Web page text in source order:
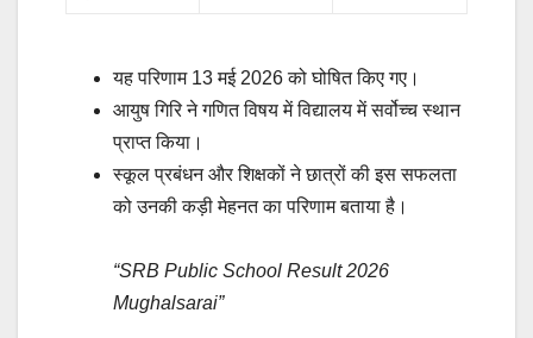
यह परिणाम 13 मई 2026 को घोषित किए गए।
आयुष गिरि ने गणित विषय में विद्यालय में सर्वोच्च स्थान
प्राप्त किया।
स्कूल प्रबंधन और शिक्षकों ने छात्रों की इस सफलता
को उनकी कड़ी मेहनत का परिणाम बताया है।
“SRB Public School Result 2026
Mughalsarai”